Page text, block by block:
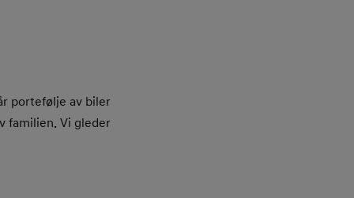
portefølje av biler
familien. Vi gleder